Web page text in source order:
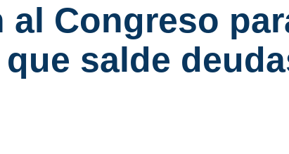
Congreso
salde